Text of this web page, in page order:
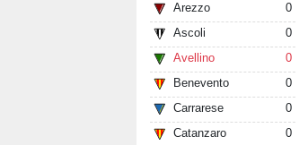
Arezzo
0
Ascoli
0
Avellino
0
Benevento
0
Carrarese
0
Catanzaro
0